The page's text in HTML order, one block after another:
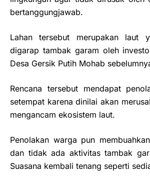
bertanggungjawab.
Lahan tersebut merupakan laut
digarap tambak garam oleh
Desa Gersik Putih Mohab
Rencana tersebut mendapat
setempat karena dinilai akan
mengancam ekosistem laut.
Penolakan warga pun
dan tidak ada aktivitas tambak
Suasana kembali tenang seperti